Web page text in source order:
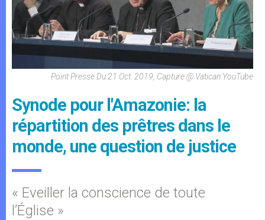
Point Presse Du 21 Oct. 2019, Capture @ Vatican YouTube
Synode pour l'Amazonie: la
répartition des prêtres dans le
monde, une question de justice
« Eveiller la conscience de toute
l’Église »